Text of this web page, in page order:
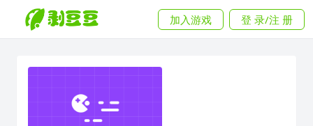
加入游戏 登 录/注 册